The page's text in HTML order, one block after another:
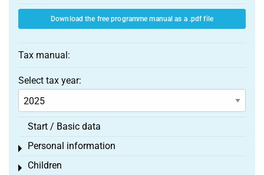
Download the free programme manual as a .pdf file
Tax manual:
Select tax year:
Start / Basic data
Personal information
Toggle menu
Children
Toggle menu